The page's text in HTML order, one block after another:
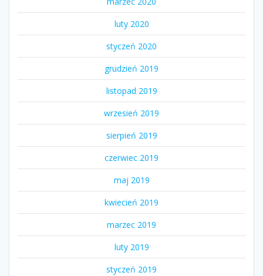
luty 2020
styczeń 2020
grudzień 2019
listopad 2019
wrzesień 2019
sierpień 2019
czerwiec 2019
maj 2019
kwiecień 2019
marzec 2019
luty 2019
styczeń 2019